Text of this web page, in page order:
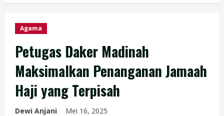
Agama
Petugas Daker Madinah
Maksimalkan Penanganan Jamaah
Haji yang Terpisah
Dewi Anjani Mei 16, 2025